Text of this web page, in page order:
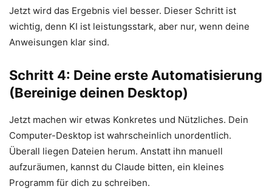
Jetzt wird das Ergebnis viel besser. Dieser Schritt ist
wichtig, denn KI ist leistungsstark, aber nur, wenn deine
Anweisungen klar sind.
Schritt 4: Deine erste Automatisierung
(Bereinige deinen Desktop)
Jetzt machen wir etwas Konkretes und Nützliches. Dein
Computer-Desktop ist wahrscheinlich unordentlich.
Überall liegen Dateien herum. Anstatt ihn manuell
aufzuräumen, kannst du Claude bitten, ein kleines
Programm für dich zu schreiben.